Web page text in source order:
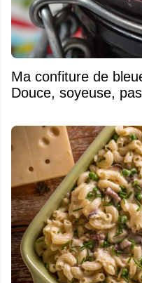
Ma confiture de
Douce, soyeuse,